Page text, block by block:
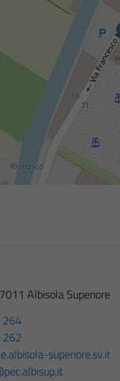
Albisola Superiore
superiore.sv.it